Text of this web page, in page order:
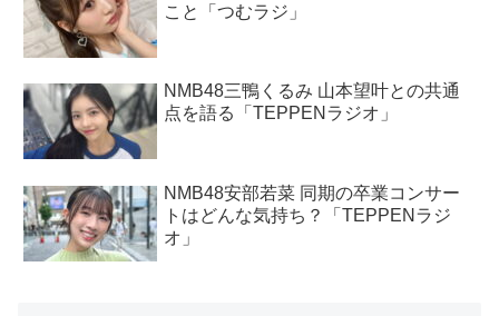
こと「つむラジ」
NMB48三鴨くるみ 山本望叶との共通
点を語る「TEPPENラジオ」
NMB48安部若菜 同期の卒業コンサー
トはどんな気持ち？「TEPPENラジ
オ」